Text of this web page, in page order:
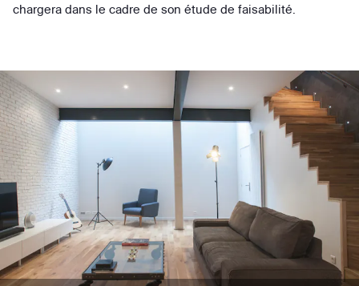
chargera dans le cadre de son étude de faisabilité.